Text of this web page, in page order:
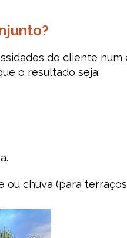
do cliente num
o resultado seja:
chuva (para